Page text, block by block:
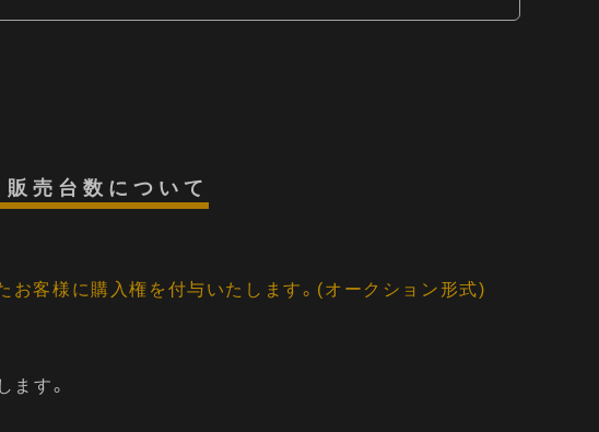
売台数について
お客様に購入権を付与いたします。(オークション形式)
ます。